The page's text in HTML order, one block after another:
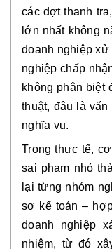
các đợt thanh
lớn nhất không
doanh nghiệp xử
nghiệp chấp
không phân biệt
thuật, đâu là
nghĩa vụ.
Trong thực tế,
sai phạm nhỏ
lại từng nhóm
sơ kế toán –
doanh nghiệp
nhiệm, từ đó